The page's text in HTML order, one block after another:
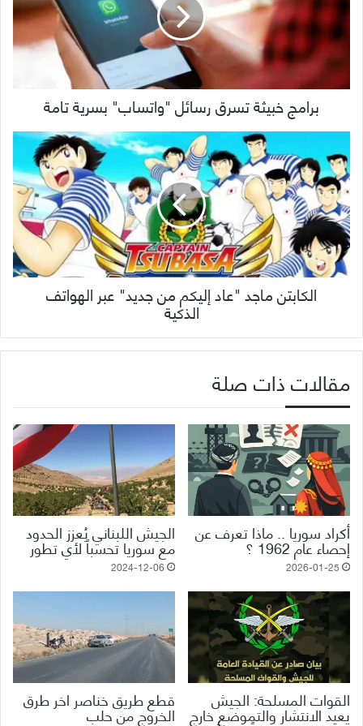
برامج خبيثة تسرق رسائل "واتساب" بسرية تامة
الكابتن ماجد "عاد إليكم من جديد" عبر الهواتف
الذكية
مقالات ذات صلة
أكراد سوريا .. ماذا تعرف عن
إحصاء عام 1962 ؟
2026-01-25
الجيش اللبناني يُعزز الحدود
مع سوريا تحسباً لأي تطور
2024-12-06
القوات المسلحة: الجيش
يعيد الانتشار والتموضع خارج
قطع طريق خناصر اخر طرق
الخروج من حلب